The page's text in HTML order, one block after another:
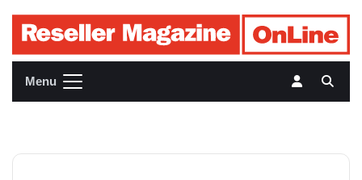
Menu